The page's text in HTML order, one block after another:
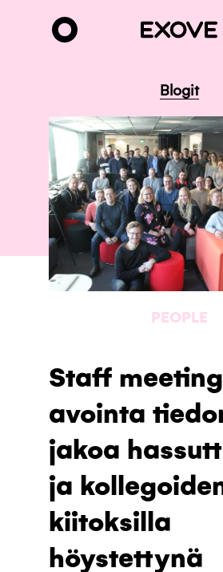
pääsisältöön
Blogit
PEOPLE
Staff
avointa
jakoa
ja
kiitoksilla
höystettynä